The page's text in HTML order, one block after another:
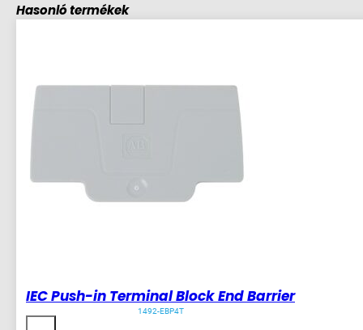
Hasonló termékek
IEC Push-in Terminal Block End Barrier
1492-EBP4T